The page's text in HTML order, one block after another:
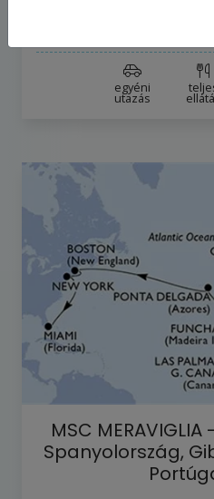
918
egyéni
utazás
MSC
Spanyolország,